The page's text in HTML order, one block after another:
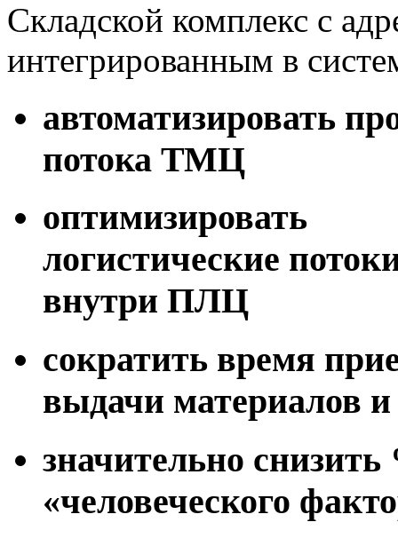
Складской комплекс с
интегрированным в
автоматизировать
потока ТМЦ
оптимизировать
логистические
внутри ПЛЦ
сократить время
выдачи материалов и
значительно
«человеческого